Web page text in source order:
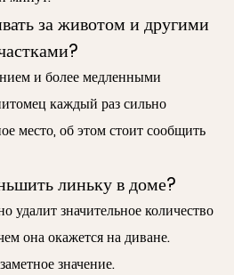
за животом и другими
и более медленными
каждый раз сильно
место, об этом стоит сообщить
линьку в доме?
удалит значительное количество
она окажется на диване.
значение.